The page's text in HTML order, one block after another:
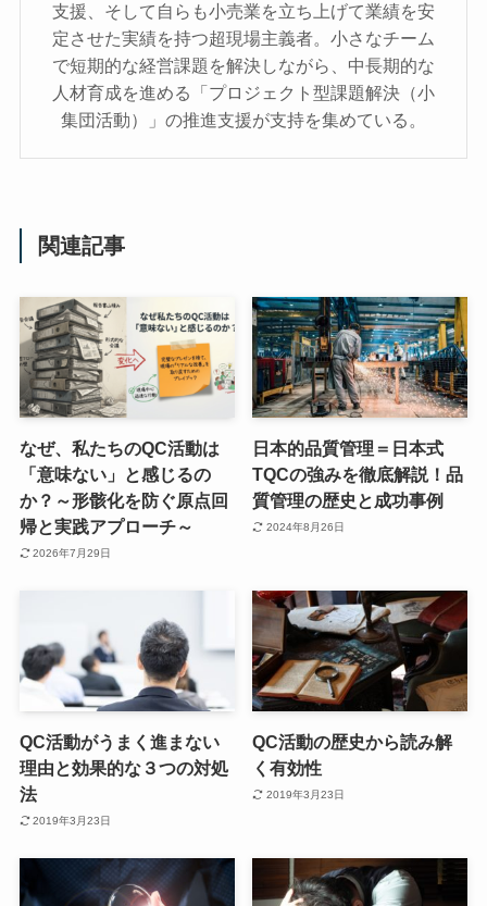
支援、そして自らも小売業を立ち上げて業績を安
定させた実績を持つ超現場主義者。小さなチーム
で短期的な経営課題を解決しながら、中長期的な
人材育成を進める「プロジェクト型課題解決（小
集団活動）」の推進支援が支持を集めている。
関連記事
なぜ、私たちのQC活動は
「意味ない」と感じるの
か？～形骸化を防ぐ原点回
帰と実践アプローチ～
2026年7月29日
日本的品質管理＝日本式
TQCの強みを徹底解説！品
質管理の歴史と成功事例
2024年8月26日
QC活動がうまく進まない
理由と効果的な３つの対処
法
2019年3月23日
QC活動の歴史から読み解
く有効性
2019年3月23日